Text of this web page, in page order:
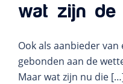
wat zijn de
Ook als aanbieder
gebonden aan de
Maar wat zijn nu die